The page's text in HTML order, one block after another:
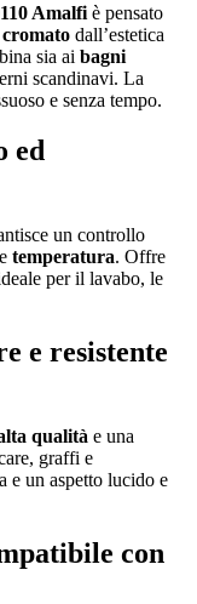
Amalfi è pensato
dall’estetica
sia ai bagni
scandinavi. La
e senza tempo.
ed
un controllo
e temperatura. Offre
per il lavabo, le
e resistente
qualità e una
graffi e
e un aspetto lucido e
con